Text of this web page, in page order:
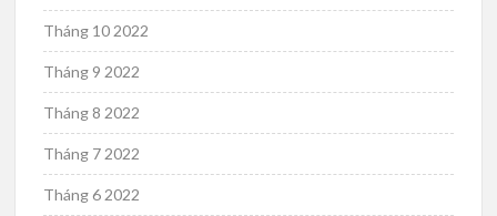
Tháng 10 2022
Tháng 9 2022
Tháng 8 2022
Tháng 7 2022
Tháng 6 2022